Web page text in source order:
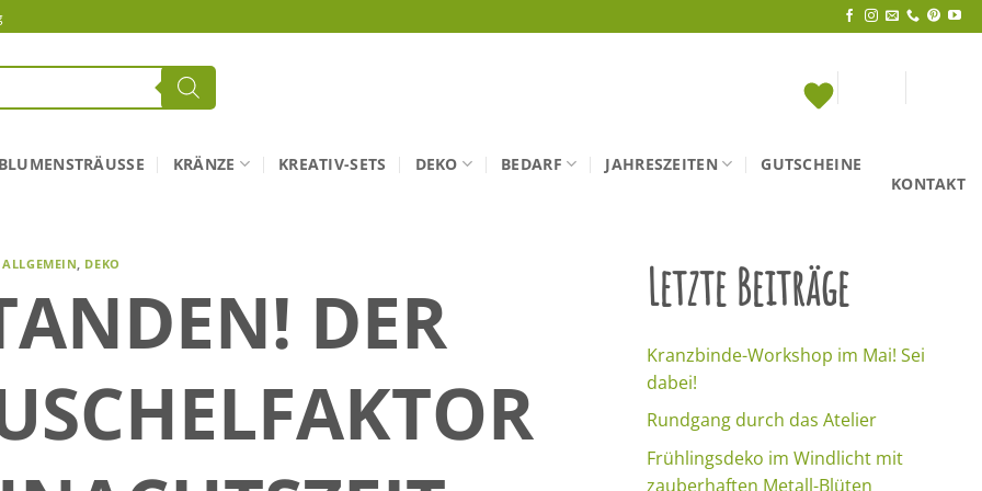
BLUMENSTRÄUSSE KRÄNZE KREATIV-SETS DEKO BEDARF JAHRESZEITEN
GUTSCHEINE
KONTAKT
ALLGEMEIN, DEKO
DER
Letzte Beiträge
Kranzbinde-Workshop im Mai! Sei
dabei!
Rundgang durch das Atelier
Frühlingsdeko im Windlicht mit
zauberhaften Metall-Blüten